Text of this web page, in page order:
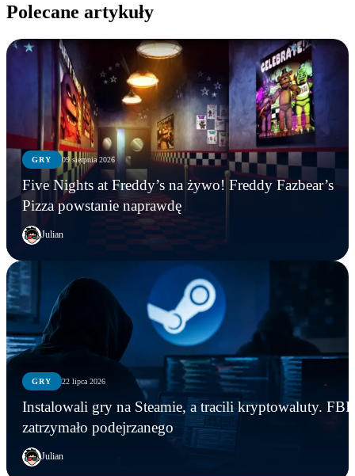
Polecane artykuły
GRY 09 sierpnia 2026
Five Nights at Freddy’s na żywo! Freddy Fazbear’s
Pizza powstanie naprawdę
Julian
GRY 22 lipca 2026
Instalowali gry na Steamie, a tracili kryptowaluty. FBI
zatrzymało podejrzanego
Julian